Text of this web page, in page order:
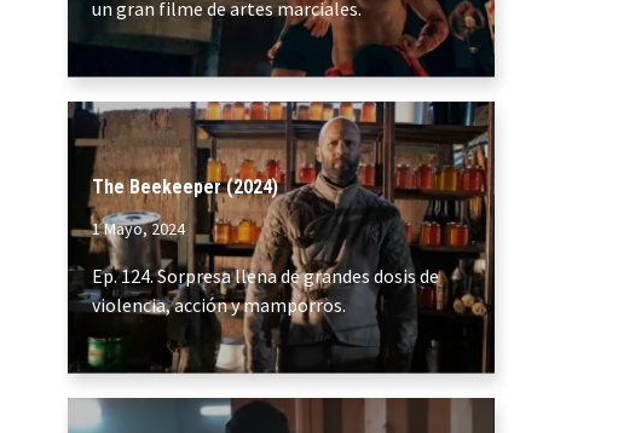
un gran filme de artes marciales.
The Beekeeper (2024)
1 Mayo, 2024
Ep. 124. Sorpresa llena de grandes dosis de
violencia, acción y mamporros.